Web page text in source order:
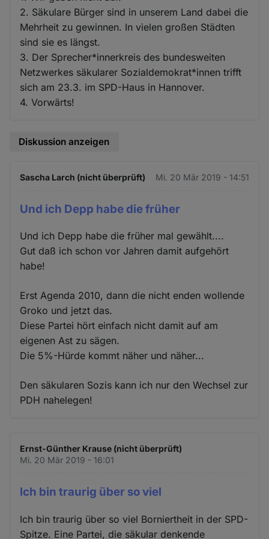
2. Säkulare Bürger sind in unserem Land dabei die
Mehrheit zu gewinnen. In vielen großen Städten
sind sie es längst.
3. Der Sprecher*innerkreis des bundesweiten
Netzwerkes säkularer Sozialdemokrat*innen trifft
sich am 23.3. im SPD-Haus in Hannover.
4. Vorwärts!
Diskussion anzeigen
Sascha Larch (nicht überprüft) Mi. 20 Mär 2019 - 14:51
Und ich Depp habe die früher
Und ich Depp habe die früher mal gewählt....
Gut daß ich schon vor Jahren damit aufgehört
habe!
Erst Agenda 2010, dann die nicht enden wollende
Groko und jetzt das.
Diese Partei hört einfach nicht damit auf am
eigenen Ast zu sägen.
Die 5%-Hürde kommt näher und näher...
Den säkularen Sozis kann ich nur den Wechsel zur
PDH nahelegen!
Ernst-Günther Krause (nicht überprüft)
Mi. 20 Mär 2019 - 16:01
Ich bin traurig über so viel
Ich bin traurig über so viel Borniertheit in der SPD-
Spitze. Eine Partei, die säkular denkende